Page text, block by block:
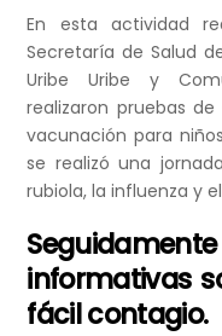
En esta actividad
Secretaría de Salud
Uribe Uribe y
realizaron pruebas de
vacunación para
se realizó una
rubiola, la influenza y
informativas
fácil contagio.